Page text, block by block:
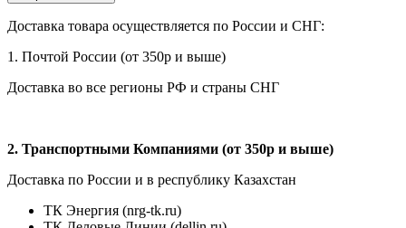
Доставка товара осуществляется по России и СНГ:
1. Почтой России (от 350р и выше)
Доставка во все регионы РФ и страны СНГ
2. Транспортными Компаниями (от 350р и выше)
Доставка по России и в республику Казахстан
ТК Энергия (nrg-tk.ru)